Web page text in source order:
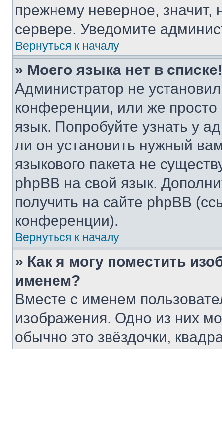
прежнему неверное, значит,
сервере. Уведомите
Вернуться к началу
» Моего языка нет в списке!
Администратор не
конференции, или же
язык. Попробуйте узнать у
ли он установить нужный
языкового пакета не
phpBB на свой язык.
получить на сайте phpBB
конференции).
Вернуться к началу
» Как я могу поместить
именем?
Вместе с именем
изображения. Одно из них
обычно это звёздочки,